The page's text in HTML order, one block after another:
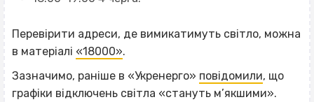
Перевірити адреси, де вимикатимуть світло, можна
в матеріалі «18000».
Зазначимо, раніше в «Укренерго» повідомили, що
графіки відключень світла «стануть м’якшими».